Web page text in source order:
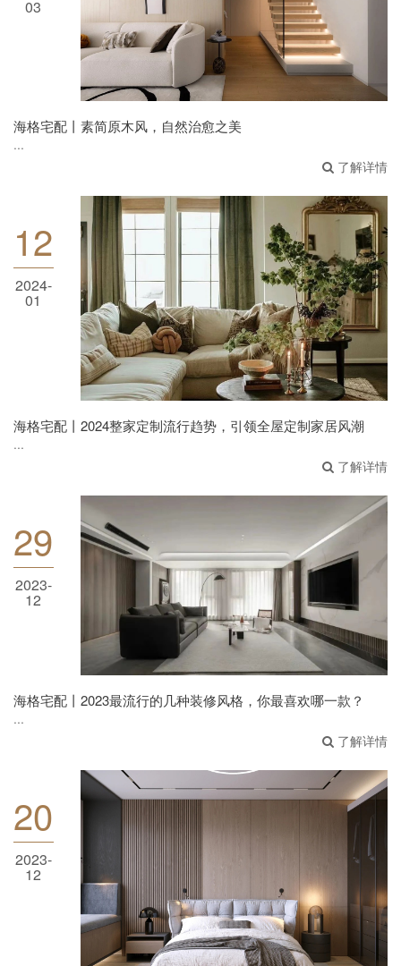
03
海格宅配丨素简原木风，自然治愈之美
...
了解详情
12
2024-
01
海格宅配丨2024整家定制流行趋势，引领全屋
定制家居风潮
海格宅配丨2024整家定制流行趋势，引领全屋定制家居风潮
...
了解详情
29
2023-
12
海格宅配丨2023最流行的几种装修风格，你最
喜欢哪一款？
海格宅配丨2023最流行的几种装修风格，你最喜欢哪一款？
...
了解详情
20
2023-
12